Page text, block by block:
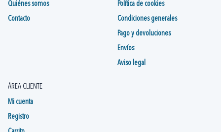
Quiénes somos
Contacto
Política de cookies
Condiciones generales
Pago y devoluciones
Envíos
Aviso legal
ÁREA CLIENTE
Mi cuenta
Registro